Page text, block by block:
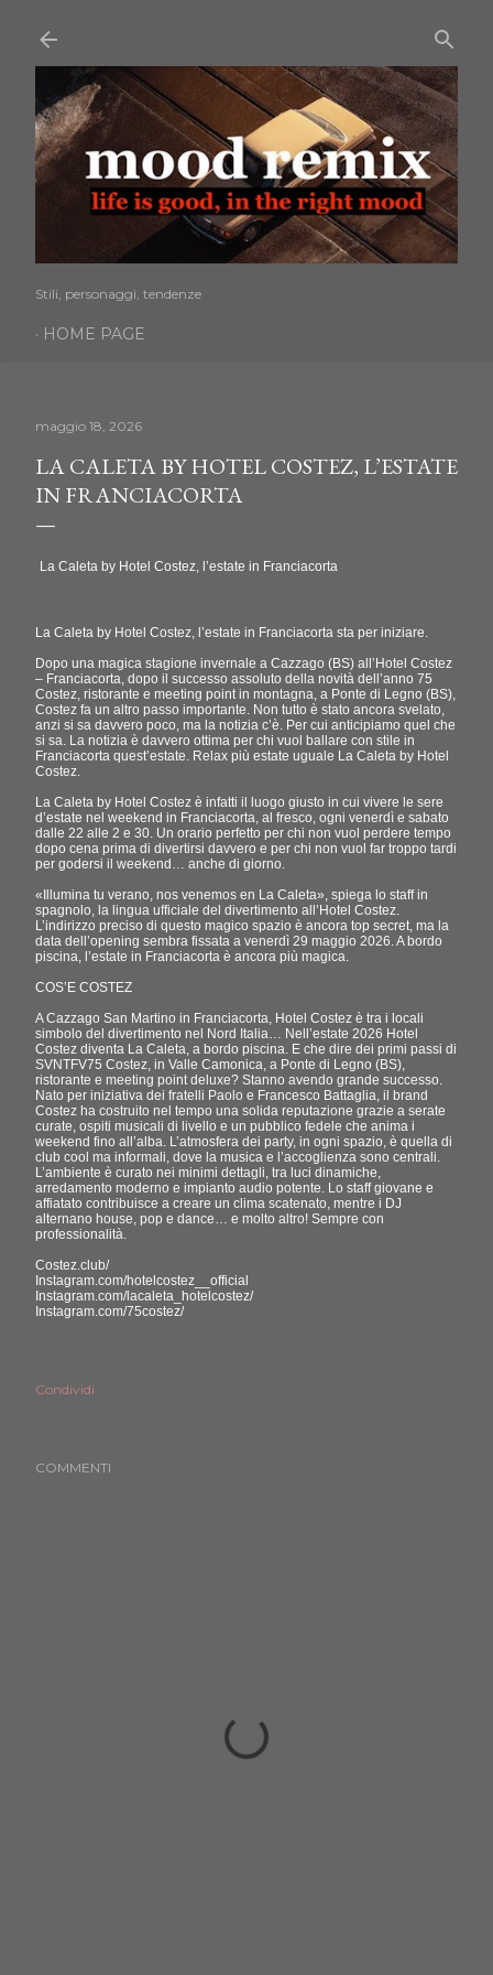
Stili, personaggi, tendenze
HOME PAGE
maggio 18, 2026
LA CALETA BY HOTEL COSTEZ, L’ESTATE
IN FRANCIACORTA
La Caleta by Hotel Costez, l’estate in Franciacorta
La Caleta by Hotel Costez, l’estate in Franciacorta sta per iniziare.
Dopo una magica stagione invernale a Cazzago (BS) all’Hotel Costez
– Franciacorta, dopo il successo assoluto della novità dell’anno 75
Costez, ristorante e meeting point in montagna, a Ponte di Legno (BS),
Costez fa un altro passo importante. Non tutto è stato ancora svelato,
anzi si sa davvero poco, ma la notizia c’è. Per cui anticipiamo quel che
si sa. La notizia è davvero ottima per chi vuol ballare con stile in
Franciacorta quest’estate. Relax più estate uguale La Caleta by Hotel
Costez.
La Caleta by Hotel Costez è infatti il luogo giusto in cui vivere le sere
d’estate nel weekend in Franciacorta, al fresco, ogni venerdì e sabato
dalle 22 alle 2 e 30. Un orario perfetto per chi non vuol perdere tempo
dopo cena prima di divertirsi davvero e per chi non vuol far troppo tardi
per godersi il weekend… anche di giorno.
«Illumina tu verano, nos venemos en La Caleta», spiega lo staff in
spagnolo, la lingua ufficiale del divertimento all’Hotel Costez.
L’indirizzo preciso di questo magico spazio è ancora top secret, ma la
data dell’opening sembra fissata a venerdì 29 maggio 2026. A bordo
piscina, l’estate in Franciacorta è ancora più magica.
COS’E COSTEZ
A Cazzago San Martino in Franciacorta, Hotel Costez è tra i locali
simbolo del divertimento nel Nord Italia… Nell’estate 2026 Hotel
Costez diventa La Caleta, a bordo piscina. E che dire dei primi passi di
SVNTFV75 Costez, in Valle Camonica, a Ponte di Legno (BS),
ristorante e meeting point deluxe? Stanno avendo grande successo.
Nato per iniziativa dei fratelli Paolo e Francesco Battaglia, il brand
Costez ha costruito nel tempo una solida reputazione grazie a serate
curate, ospiti musicali di livello e un pubblico fedele che anima i
weekend fino all’alba. L’atmosfera dei party, in ogni spazio, è quella di
club cool ma informali, dove la musica e l’accoglienza sono centrali.
L’ambiente è curato nei minimi dettagli, tra luci dinamiche,
arredamento moderno e impianto audio potente. Lo staff giovane e
affiatato contribuisce a creare un clima scatenato, mentre i DJ
alternano house, pop e dance… e molto altro! Sempre con
professionalità.
Costez.club/
Instagram.com/hotelcostez__official
Instagram.com/lacaleta_hotelcostez/
Instagram.com/75costez/
Condividi
COMMENTI